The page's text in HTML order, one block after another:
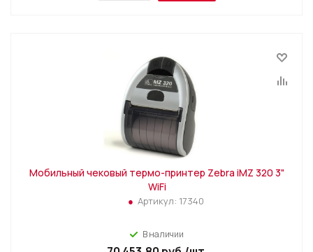
Мобильный чековый термо-принтер Zebra iMZ 320 3"
WiFi
Артикул: 17340
В наличии